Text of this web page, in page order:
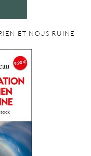
ET NOUS RUINE